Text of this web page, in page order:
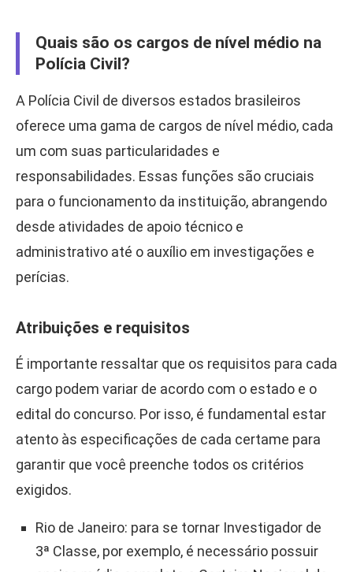
Quais são os cargos de nível médio na
Polícia Civil?
A Polícia Civil de diversos estados brasileiros
oferece uma gama de cargos de nível médio, cada
um com suas particularidades e
responsabilidades. Essas funções são cruciais
para o funcionamento da instituição, abrangendo
desde atividades de apoio técnico e
administrativo até o auxílio em investigações e
perícias.
Atribuições e requisitos
É importante ressaltar que os requisitos para cada
cargo podem variar de acordo com o estado e o
edital do concurso. Por isso, é fundamental estar
atento às especificações de cada certame para
garantir que você preenche todos os critérios
exigidos.
Rio de Janeiro: para se tornar Investigador de
3ª Classe, por exemplo, é necessário possuir